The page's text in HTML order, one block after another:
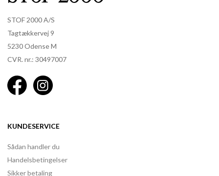
STOF 2000 A/S
Tagtækkervej 9
5230 Odense M
CVR. nr.: 30497007
KUNDESERVICE
Sådan handler du
Handelsbetingelser
Sikker betaling